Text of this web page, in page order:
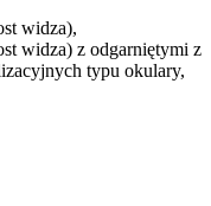
widza),
widza) z odgarniętymi z
typu okulary,